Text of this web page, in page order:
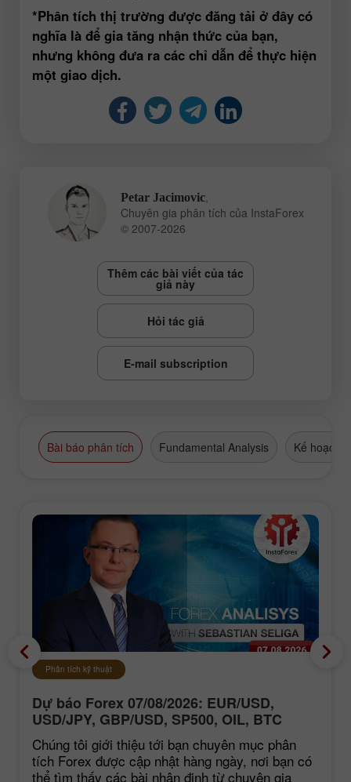
*Phân tích thị trường được đăng tải ở đây có
nghĩa là để gia tăng nhận thức của bạn,
nhưng không đưa ra các chỉ dẫn để thực hiện
một giao dịch.
Petar Jacimovic,
Chuyên gia phân tích của InstaForex
© 2007-2026
Thêm các bài viết của tác
giả này
Hỏi tác giả
E-mail subscription
Bài báo phân tích Fundamental Analysis Kế hoạch
Phân tích kỹ thuật
Dự báo Forex 07/08/2026: EUR/USD,
USD/JPY, GBP/USD, SP500, OIL, BTC
Chúng tôi giới thiệu tới bạn chuyên mục phân
tích Forex được cập nhật hàng ngày, nơi bạn có
thể tìm thấy các bài nhận định từ chuyên gia